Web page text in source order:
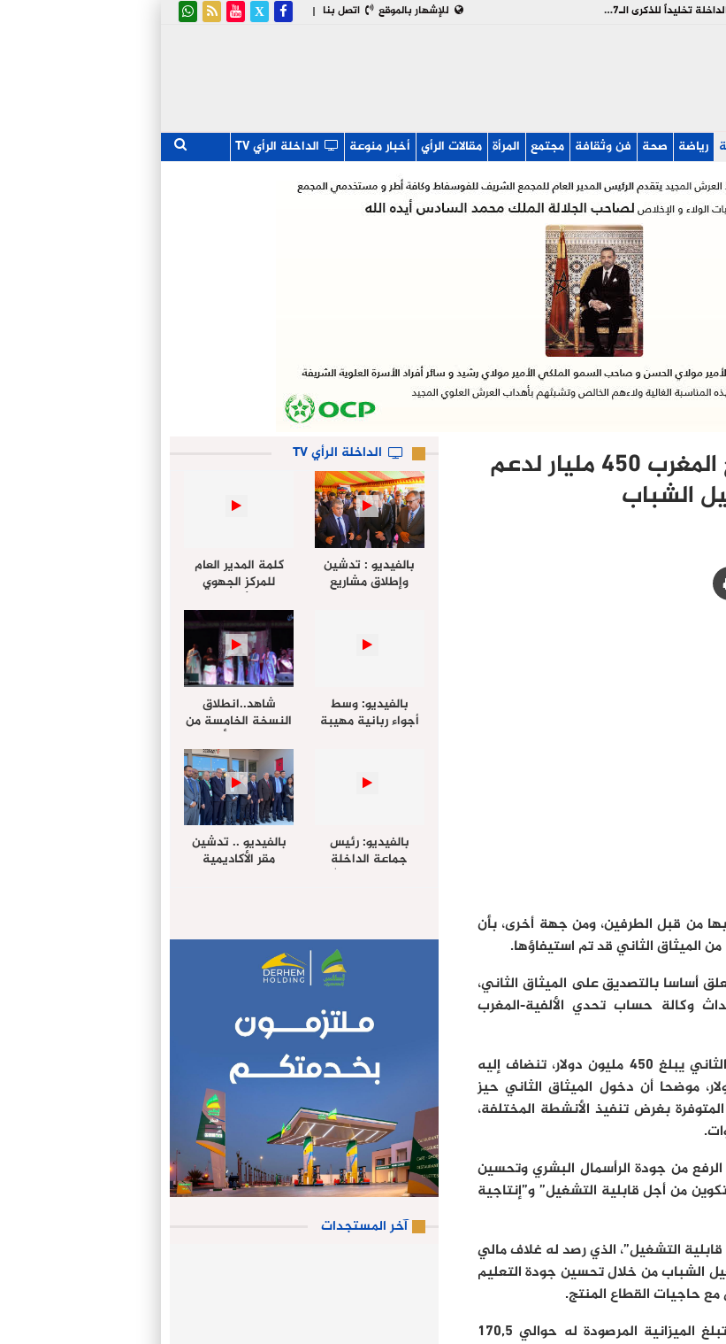
| اتصل بنا للإشهار بالموقع بالفيديو : تدشين وإطلاق مشاريع جديدة بالداخلة تخليداً للذكرى الـ27 لعيد العرش
رياضة صحة فن وثقافة مجتمع المرأة مقالات الرأي أخبار منوعة الداخلة الرأي TV
إدارة ‘ترامب’ تؤشر على منح المغرب 450 مليار لدعم
الشباب
بها من قبل الطرفين، ومن جهة أخرى، بأن
أساسا بالتصديق على الميثاق الثاني،
وكالة حساب تحدي الألفية-المغرب
وأشار إلى أن الغلاف المالي الذي رصد للميثاق الثاني يبلغ 450 مليون دولار، تنضاف إليه
المغربية تناهز 82 مليون دولار، موضحا أن دخول الميثاق الثاني حيز
بغرض تنفيذ الأنشطة المختلفة،
من جودة الرأسمال البشري وتحسين
من أجل قابلية التشغيل” و”إنتاجية
التشغيل”، الذي رصد له غلاف مالي
تشغيل الشباب من خلال تحسين جودة التعليم
مع حاجيات القطاع المنتج.
ويرمي المشروع الثاني “إنتاجية العقار”، الذي تبلغ الميزانية المرصودة له حوالي 170,5
الداخلة الرأي TV
بالفيديو : تدشين
وإطلاق مشاريع
كلمة المدير العام
للمركز الجهوي
للإستثمار خلال
أشغال لإجتماع
التقييمي للجنة
الجهوية الموحد
لإستثمار بجهة
الداخلة…
بالفيديو: وسط
أجواء ربانية مهيبة
جموع المصلين
شاهد..انطلاق
النسخة الخامسة من
مهرجان “الأمداح
النبوية” المنظم من
طرف مجلس جهة
الداخلة وادي الذهب
بالفيديو: رئيس
جماعة الداخلة
الراغب حرمة الله
الامريكية
بالفيديو .. تدشين
مقر الأكاديمية
آخر المستجدات